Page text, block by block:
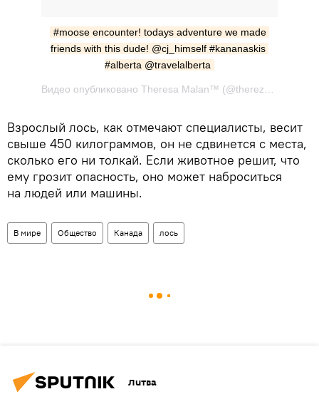
#moose encounter! todays adventure we made
friends with this dude! @cj_himself #kananaskis
#alberta @travelalberta
Видео опубликовано Theresa Malan™ (@therezamalan) Дек 15 2016 в 3:45 PST
Взрослый лось, как отмечают специалисты, весит
свыше 450 килограммов, он не сдвинется с места,
сколько его ни толкай. Если животное решит, что
ему грозит опасность, оно может наброситься
на людей или машины.
В мире Общество Канада лось
Литва